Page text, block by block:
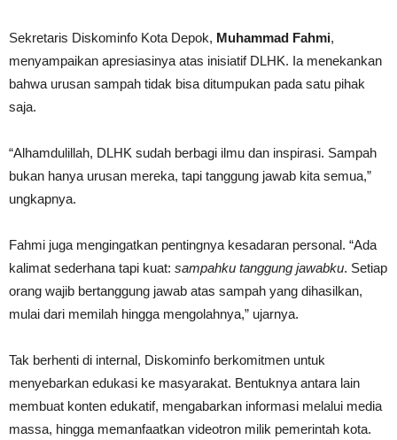
Sekretaris Diskominfo Kota Depok, Muhammad Fahmi,
menyampaikan apresiasinya atas inisiatif DLHK. Ia menekankan
bahwa urusan sampah tidak bisa ditumpukan pada satu pihak
saja.
“Alhamdulillah, DLHK sudah berbagi ilmu dan inspirasi. Sampah
bukan hanya urusan mereka, tapi tanggung jawab kita semua,”
ungkapnya.
Fahmi juga mengingatkan pentingnya kesadaran personal. “Ada
kalimat sederhana tapi kuat: sampahku tanggung jawabku. Setiap
orang wajib bertanggung jawab atas sampah yang dihasilkan,
mulai dari memilah hingga mengolahnya,” ujarnya.
Tak berhenti di internal, Diskominfo berkomitmen untuk
menyebarkan edukasi ke masyarakat. Bentuknya antara lain
membuat konten edukatif, mengabarkan informasi melalui media
massa, hingga memanfaatkan videotron milik pemerintah kota.